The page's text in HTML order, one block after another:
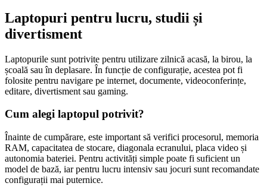
Laptopuri pentru lucru, studii și
divertisment
Laptopurile sunt potrivite pentru utilizare zilnică acasă, la birou, la
școală sau în deplasare. În funcție de configurație, acestea pot fi
folosite pentru navigare pe internet, documente, videoconferințe,
editare, divertisment sau gaming.
Cum alegi laptopul potrivit?
Înainte de cumpărare, este important să verifici procesorul, memoria
RAM, capacitatea de stocare, diagonala ecranului, placa video și
autonomia bateriei. Pentru activități simple poate fi suficient un
model de bază, iar pentru lucru intensiv sau jocuri sunt recomandate
configurații mai puternice.